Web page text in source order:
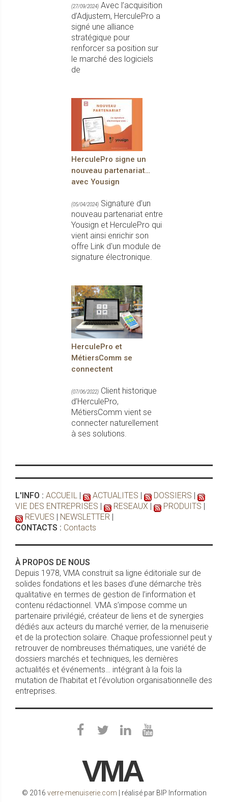
(27/09/2024) Avec l’acquisition
d’Adjustem, HerculePro a
signé une alliance
stratégique pour
renforcer sa position sur
le marché des logiciels
de
HerculePro signe un
nouveau partenariat…
avec Yousign
(05/04/2024) Signature d’un
nouveau partenariat entre
Yousign et HerculePro qui
vient ainsi enrichir son
offre Link d'un module de
signature électronique.
HerculePro et
MétiersComm se
connectent
(07/06/2022) Client historique
d’HerculePro,
MétiersComm vient se
connecter naturellement
à ses solutions.
L'INFO : ACCUEIL ACTUALITES DOSSIERS
VIE DES ENTREPRISES
RESEAUX PRODUITS
REVUES
NEWSLETTER
CONTACTS : Contacts
À PROPOS DE NOUS
Depuis 1978, VMA construit sa ligne éditoriale sur de
solides fondations et les bases d’une démarche très
qualitative en termes de gestion de l’information et
contenu rédactionnel. VMA s’impose comme un
partenaire privilégié, créateur de liens et de synergies
dédiés aux acteurs du marché verrier, de la menuiserie
et de la protection solaire. Chaque professionnel peut y
retrouver de nombreuses thématiques, une variété de
dossiers marchés et techniques, les dernières
actualités et événements… intégrant à la fois la
mutation de l’habitat et l’évolution organisationnelle des
entreprises.
VMA
© 2016 verre-menuiserie.com | réalisé par BIP Information